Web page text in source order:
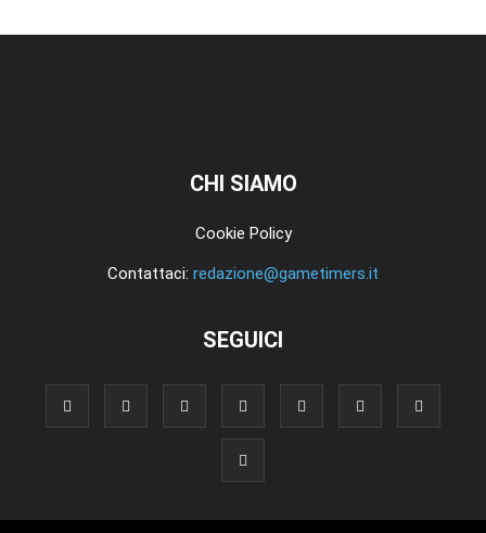
CHI SIAMO
Cookie Policy
Contattaci: redazione@gametimers.it
SEGUICI